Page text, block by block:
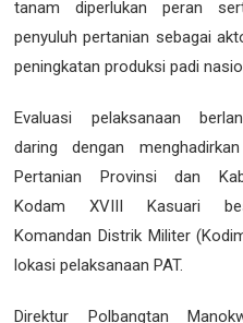
tanam diperlukan peran
penyuluh pertanian sebagai
peningkatan produksi padi
Evaluasi pelaksanaan
daring dengan
Pertanian Provinsi dan
Kodam XVIII Kasuari
Komandan Distrik Militer
lokasi pelaksanaan PAT.
Direktur Polbangtan